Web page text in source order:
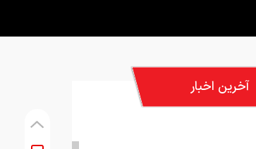
آخرین اخبار